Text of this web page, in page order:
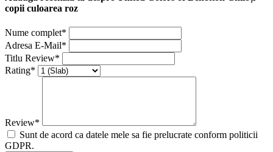
copii culoarea roz
Nume complet*
Adresa E-Mail*
Titlu Review*
Rating*
Review*
Sunt de acord ca datele mele sa fie prelucrate conform politicii
GDPR.